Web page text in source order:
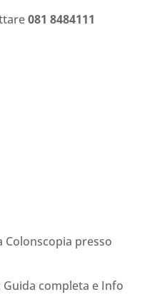
081 8484111
Colonscopia presso
Guida completa e Info